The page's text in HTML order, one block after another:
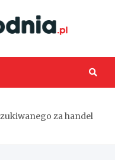
za handel